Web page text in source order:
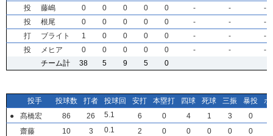
投
藤嶋 0 0 0 0 0 - -
-
投
根尾 0 0 0 0 0 - -
-
打
ブライト 1 0 0 0 0 - -
-
投
メヒア 0 0 0 0 0 - -
-
チーム計
38 5 9 5 0
投
藤嶋 0 0 0 0 0 - -
-
投
根尾 0 0 0 0 0 - -
-
打
ブライト 1 0 0 0 0 - -
-
投
メヒア 0 0 0 0 0 - -
-
チーム計
38 5 9 5 0
投
藤嶋 0 0 0 0 0 - -
-
投
根尾 0 0 0 0 0 - -
-
打
ブライト 1 0 0 0 0 - -
-
投
メヒア 0 0 0 0 0 - -
-
チーム計
38 5 9 5 0
投
藤嶋 0 0 0 0 0 - -
-
投
根尾 0 0 0 0 0 - -
-
打
ブライト 1 0 0 0 0 - -
-
投
メヒア 0 0 0 0 0 - -
-
チーム計
38 5 9 5 0
投手 投球数 打者 投球回 安打 本塁打 四球 死球 三振 暴投
ボ
●
髙橋宏 86 26 5.1 6 0 4 1 3 0
齋藤
10 3 0.1 2 0 0 0 0 0
投手 投球数 打者 投球回 安打 本塁打 四球 死球 三振 暴投
ボ
●
髙橋宏 86 26 5.1 6 0 4 1 3 0
齋藤
10 3 0.1 2 0 0 0 0 0
投手 投球数 打者 投球回 安打 本塁打 四球 死球 三振 暴投
ボ
●
髙橋宏 86 26 5.1 6 0 4 1 3 0
齋藤
10 3 0.1 2 0 0 0 0 0
投手 投球数 打者 投球回 安打 本塁打 四球 死球 三振 暴投
ボ
●
髙橋宏 86 26 5.1 6 0 4 1 3 0
齋藤
10 3 0.1 2 0 0 0 0 0